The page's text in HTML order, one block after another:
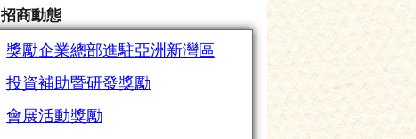
招商動態
獎勵企業總部進駐亞洲新灣區
投資補助暨研發獎勵
會展活動獎勵